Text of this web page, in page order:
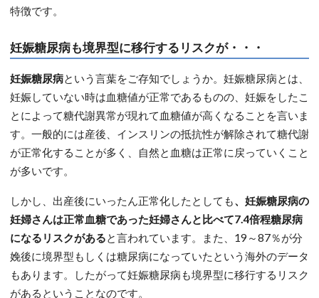
特徴です。
妊娠糖尿病も境界型に移行するリスクが・・・
妊娠糖尿病という言葉をご存知でしょうか。妊娠糖尿病とは、
妊娠していない時は血糖値が正常であるものの、妊娠をしたこ
とによって糖代謝異常が現れて血糖値が高くなることを言いま
す。一般的には産後、インスリンの抵抗性が解除されて糖代謝
が正常化することが多く、自然と血糖は正常に戻っていくこと
が多いです。
しかし、出産後にいったん正常化したとしても、妊娠糖尿病の
妊婦さんは正常血糖であった妊婦さんと比べて7.4倍程糖尿病
になるリスクがあると言われています。また、19～87％が分
娩後に境界型もしくは糖尿病になっていたという海外のデータ
もあります。したがって妊娠糖尿病も境界型に移行するリスク
があるということなのです。